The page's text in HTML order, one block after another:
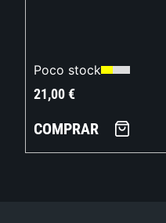
Poco stock
21,00€
COMPRAR